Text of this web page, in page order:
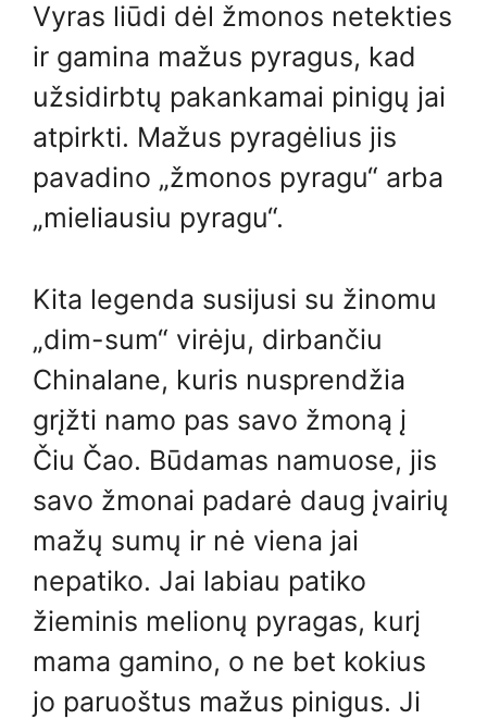
Vyras liūdi dėl žmonos netekties
ir gamina mažus pyragus, kad
užsidirbtų pakankamai pinigų jai
atpirkti. Mažus pyragėlius jis
pavadino „žmonos pyragu“ arba
„mieliausiu pyragu“.
Kita legenda susijusi su žinomu
„dim-sum“ virėju, dirbančiu
Chinalane, kuris nusprendžia
grįžti namo pas savo žmoną į
Čiu Čao. Būdamas namuose, jis
savo žmonai padarė daug įvairių
mažų sumų ir nė viena jai
nepatiko. Jai labiau patiko
žieminis melionų pyragas, kurį
mama gamino, o ne bet kokius
jo paruoštus mažus pinigus. Ji